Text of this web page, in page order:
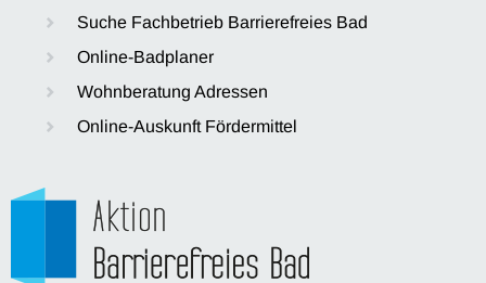
Suche Fachbetrieb Barrierefreies Bad
Online-Badplaner
Wohnberatung Adressen
Online-Auskunft Fördermittel